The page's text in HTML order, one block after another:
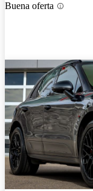
Buena oferta